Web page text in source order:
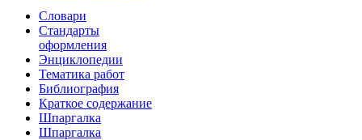
Словари
Стандарты
оформления
Энциклопедии
Тематика работ
Библиография
Краткое содержание
Шпаргалка
Шпаргалка